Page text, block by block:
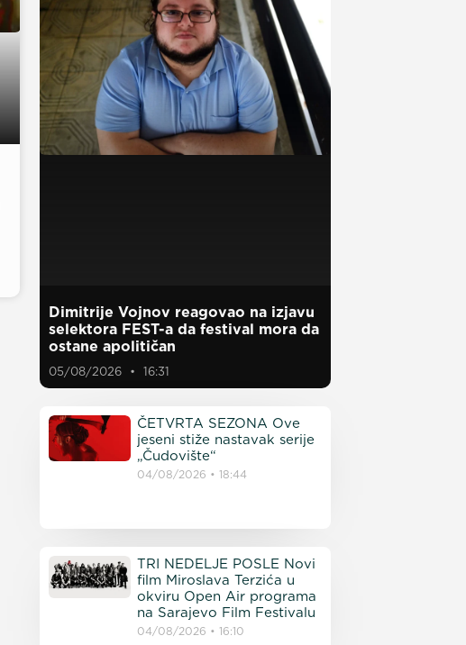
Dimitrije Vojnov reagovao na izjavu
selektora FEST-a da festival mora da
ostane apolitičan
05/08/2026 16:31
ČETVRTA SEZONA Ove
jeseni stiže nastavak serije
„Čudovište“
04/08/2026 18:44
TRI NEDELJE POSLE Novi
film Miroslava Terzića u
okviru Open Air programa
na Sarajevo Film Festivalu
04/08/2026 16:10